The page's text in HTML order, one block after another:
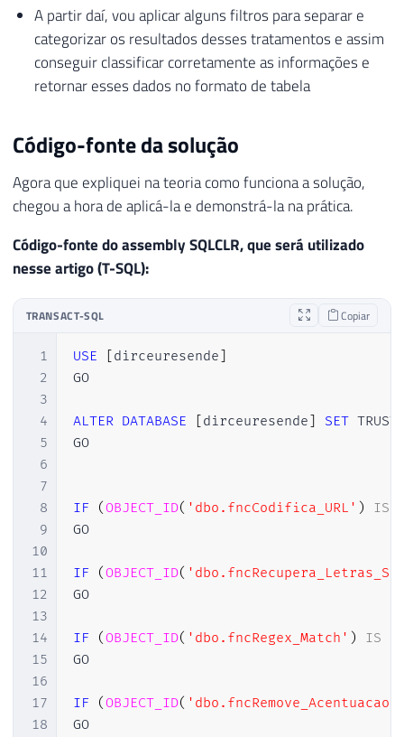
A partir daí, vou aplicar alguns filtros para separar e
categorizar os resultados desses tratamentos e assim
conseguir classificar corretamente as informações e
retornar esses dados no formato de tabela
Código-fonte da solução
Agora que expliquei na teoria como funciona a solução,
chegou a hora de aplicá-la e demonstrá-la na prática.
Código-fonte do assembly SQLCLR, que será utilizado
nesse artigo (T-SQL):
TRANSACT-SQL Copiar
1
2
3
4
5
6
7
8
9
10
11
12
13
14
15
16
17
18
USE [dirceuresende]
GO
ALTER DATABASE [dirceuresende] SET
GO
IF (OBJECT_ID( 'dbo.fncCodifica_URL' ) IS
GO
IF (OBJECT_ID(
GO
IF (OBJECT_ID( 'dbo.fncRegex_Match' ) IS
GO
IF (OBJECT_ID( 'dbo.fncRemove_Acentuacao'
GO